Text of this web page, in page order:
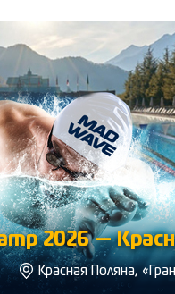
2026 —
Красная Поляна,